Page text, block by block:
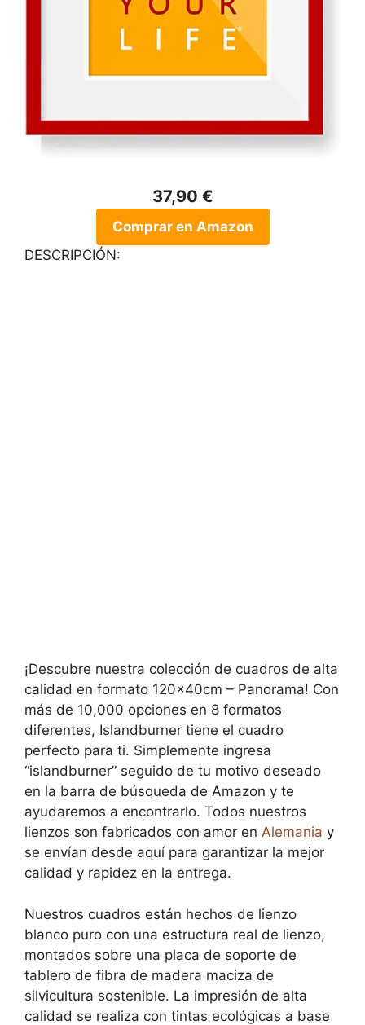
37,90 €
Comprar en Amazon
DESCRIPCIÓN:
¡Descubre nuestra colección de cuadros de alta
calidad en formato 120x40cm – Panorama! Con
más de 10,000 opciones en 8 formatos
diferentes, Islandburner tiene el cuadro
perfecto para ti. Simplemente ingresa
“islandburner” seguido de tu motivo deseado
en la barra de búsqueda de Amazon y te
ayudaremos a encontrarlo. Todos nuestros
lienzos son fabricados con amor en Alemania y
se envían desde aquí para garantizar la mejor
calidad y rapidez en la entrega.
Nuestros cuadros están hechos de lienzo
blanco puro con una estructura real de lienzo,
montados sobre una placa de soporte de
tablero de fibra de madera maciza de
silvicultura sostenible. La impresión de alta
calidad se realiza con tintas ecológicas a base